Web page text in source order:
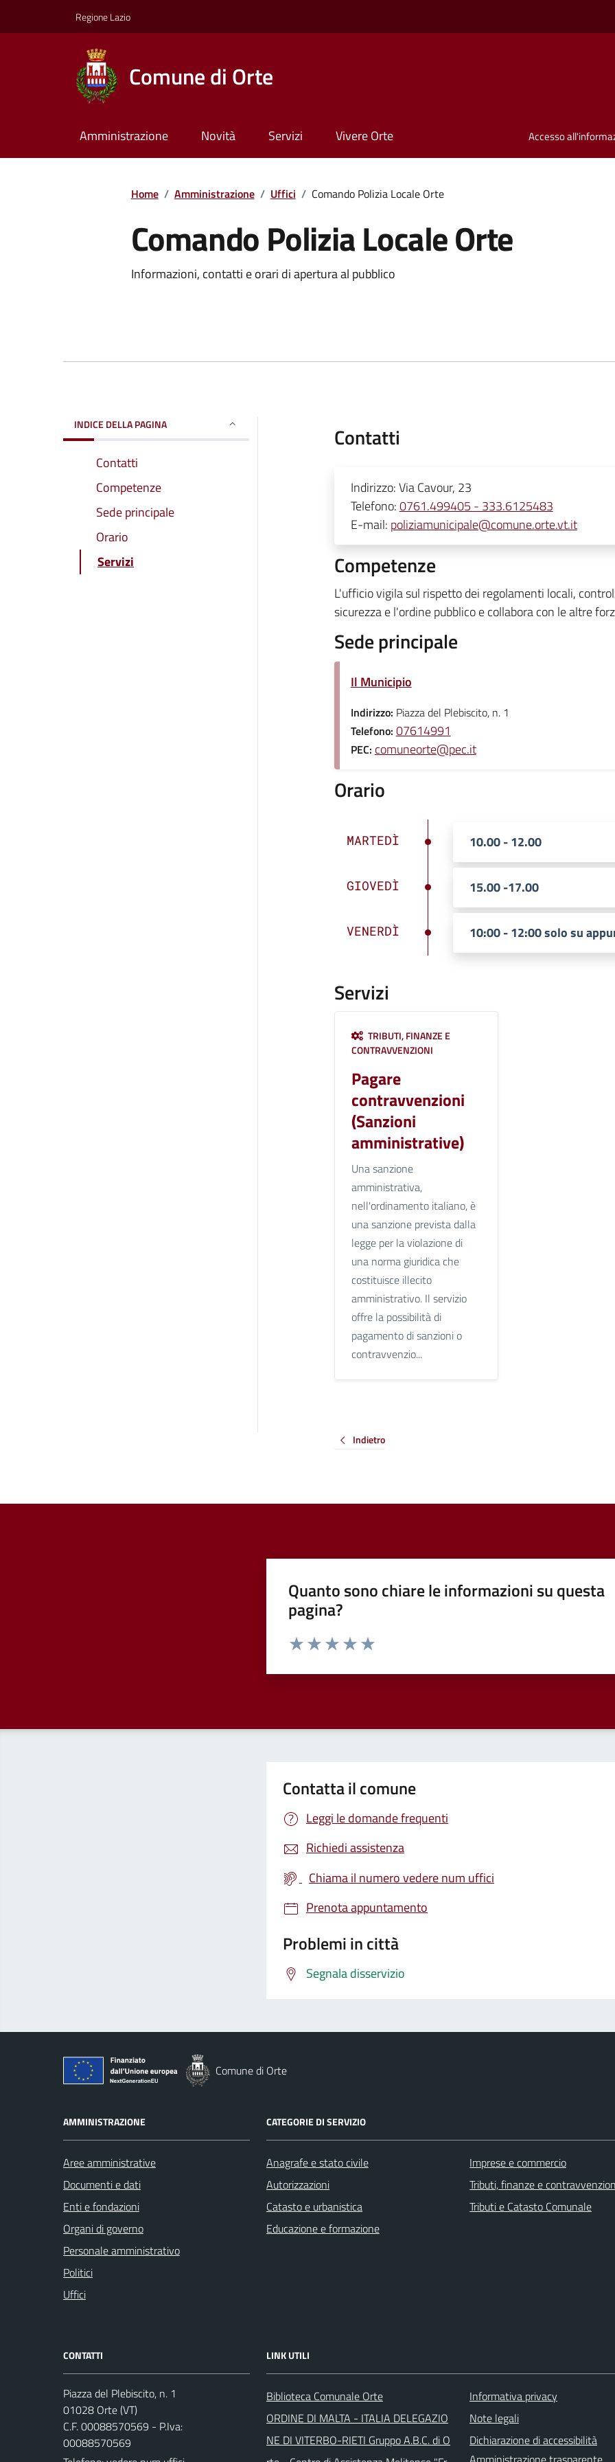
Regione Lazio
Comune di Orte
Amministrazione Novità Servizi Vivere Orte Accesso
Home / Amministrazione / Uffici / Comando Polizia Locale Orte
Comando Polizia Locale Orte
Informazioni, contatti e orari di apertura al pubblico
INDICE DELLA PAGINA
Contatti
Competenze
Sede principale
Orario
Servizi
Contatti
Indirizzo:Via Cavour, 23
Telefono:0761.499405 - 333.6125483
E-mail: poliziamunicipale@comune.orte.vt.it
Competenze
L'ufficio vigila sul rispetto dei regolamenti locali,
sicurezza e l'ordine pubblico e collabora con le altre
Sede principale
Il Municipio
Indirizzo: Piazza del Plebiscito, n. 1
Telefono: 07614991
PEC: comuneorte@pec.it
Orario
MARTEDÌ 10.00 - 12.00
GIOVEDÌ 15.00 -17.00
VENERDÌ 10:00 - 12:00 solo su
Servizi
TRIBUTI, FINANZE E
CONTRAVVENZIONI
Pagare
contravvenzioni
(Sanzioni
amministrative)
Una sanzione
amministrativa,
nell'ordinamento italiano, è
una sanzione prevista dalla
legge per la violazione di
una norma giuridica che
costituisce illecito
amministrativo. Il servizio
offre la possibilità di
pagamento di sanzioni o
contravvenzio...
Indietro
Quanto sono chiare le informazioni su questa
pagina?
Valuta da 1 a 5 stelle la pagina
Contatta il comune
Leggi le domande frequenti
Richiedi assistenza
Chiama il numero vedere num uffici
Prenota appuntamento
Problemi in città
Segnala disservizio
Comune di Orte
AMMINISTRAZIONE
Aree amministrative
Documenti e dati
Enti e fondazioni
Organi di governo
Personale amministrativo
Politici
Uffici
CATEGORIE DI SERVIZIO
Anagrafe e stato civile
Autorizzazioni
Catasto e urbanistica
Educazione e formazione
Imprese e commercio
Tributi, finanze e
Tributi e Catasto Comunale
CONTATTI
Piazza del Plebiscito, n. 1
01028 Orte (VT)
C.F. 00088570569 - P.Iva:
00088570569
LINK UTILI
Biblioteca Comunale Orte
ORDINE DI MALTA - ITALIA DELEGAZIO
NE DI VITERBO-RIETI Gruppo A.B.C. di O
Informativa privacy
Note legali
Dichiarazione di accessibilità